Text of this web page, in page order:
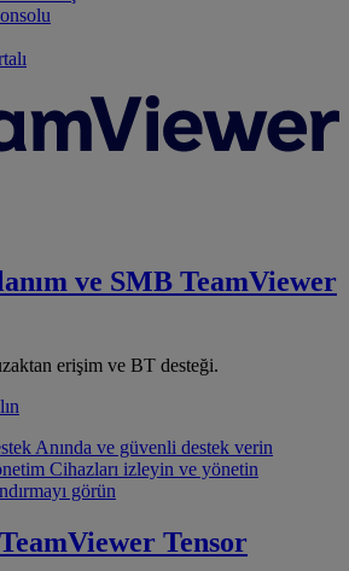
ve SMB TeamViewer
erişim ve BT desteği.
Anında ve güvenli destek verin
Cihazları izleyin ve yönetin
görün
TeamViewer Tensor